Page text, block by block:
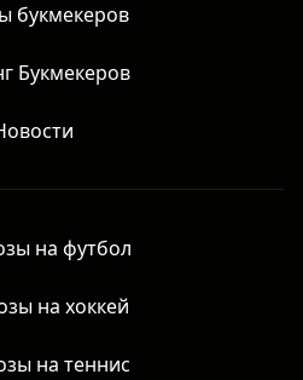
букмекеров
Букмекеров
на футбол
на хоккей
на теннис